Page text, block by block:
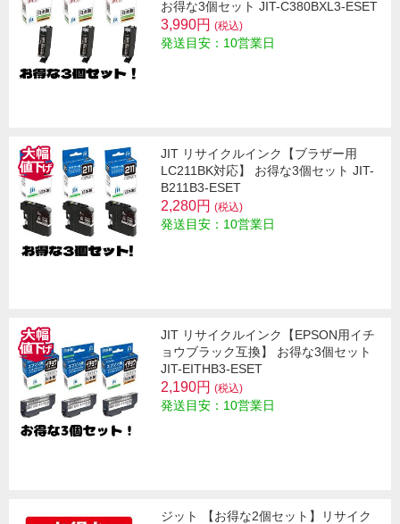
お得な3個セット JIT-C380BXL3-ESET
3,990円 (税込)
発送目安：10営業日
JIT リサイクルインク【ブラザー用
LC211BK対応】 お得な3個セット JIT-
B211B3-ESET
2,280円 (税込)
発送目安：10営業日
JIT リサイクルインク【EPSON用イチ
ョウブラック互換】 お得な3個セット
JIT-EITHB3-ESET
2,190円 (税込)
発送目安：10営業日
ジット 【お得な2個セット】リサイク